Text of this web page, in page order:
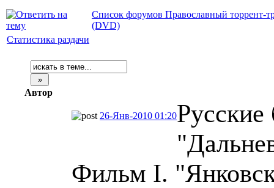
Список форумов Православный торрент-
(DVD)
Статистика раздачи
Автор
26-Янв-2010 01:20Русские
Фильм I.